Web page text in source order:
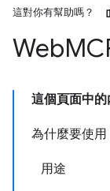
這對你有幫助嗎？
Web
這個頁面中的
為什麼要使用
用途